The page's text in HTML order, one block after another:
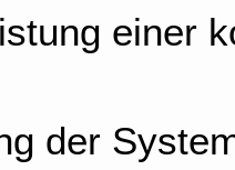
einer
der